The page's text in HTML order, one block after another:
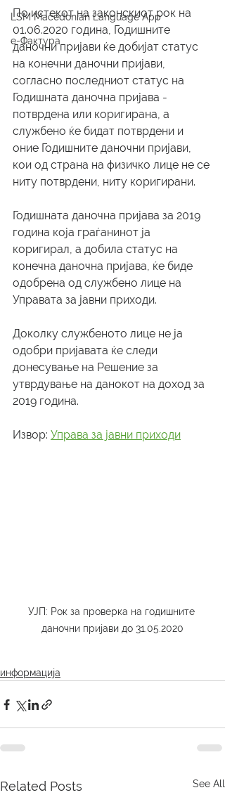
LSM Macedonian Language App
е-Фактура
По истекот на законскиот рок на
01.06.2020 година, Годишните
даночни пријави ќе добијат статус
на конечни даночни пријави,
согласно последниот статус на
Годишната даночна пријава -
потврдена или коригирана, а
службено ќе бидат потврдени и
оние Годишните даночни пријави,
кои од страна на физичко лице не се
ниту потврдени, ниту коригирани.
Годишната даночна пријава за 2019
година која граѓанинот ја
коригирал, а добила статус на
конечна даночна пријава, ќе биде
одобрена од службено лице на
Управата за јавни приходи.
Доколку службеното лице не ја
одобри пријавата ќе следи
донесување на Решение за
утврдување на данокот на доход за
2019 година.
Извор: Управа за јавни приходи
УЈП: Рок за проверка на годишните
даночни пријави до 31.05.2020
информација
Related Posts See All